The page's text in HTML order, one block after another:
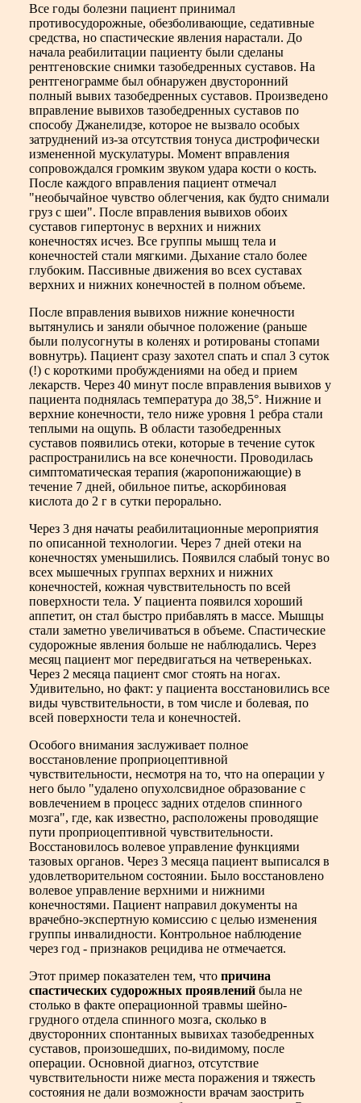
Все годы болезни пациент принимал
противосудорожные, обезболивающие, седативные
средства, но спастические явления нарастали. До
начала реабилитации пациенту были сделаны
рентгеновские снимки тазобедренных суставов. На
рентгенограмме был обнаружен двусторонний
полный вывих тазобедренных суставов. Произведено
вправление вывихов тазобедренных суставов по
способу Джанелидзе, которое не вызвало особых
затруднений из-за отсутствия тонуса дистрофически
измененной мускулатуры. Момент вправления
сопровождался громким звуком удара кости о кость.
После каждого вправления пациент отмечал
"необычайное чувство облегчения, как будто снимали
груз с шеи". После вправления вывихов обоих
суставов гипертонус в верхних и нижних
конечностях исчез. Все группы мышц тела и
конечностей стали мягкими. Дыхание стало более
глубоким. Пассивные движения во всех суставах
верхних и нижних конечностей в полном объеме.
После вправления вывихов нижние конечности
вытянулись и заняли обычное положение (раньше
были полусогнуты в коленях и ротированы стопами
вовнутрь). Пациент сразу захотел спать и спал 3 суток
(!) с короткими пробуждениями на обед и прием
лекарств. Через 40 минут после вправления вывихов у
пациента поднялась температура до 38,5°. Нижние и
верхние конечности, тело ниже уровня 1 ребра стали
теплыми на ощупь. В области тазобедренных
суставов появились отеки, которые в течение суток
распространились на все конечности. Проводилась
симптоматическая терапия (жаропонижающие) в
течение 7 дней, обильное питье, аскорбиновая
кислота до 2 г в сутки перорально.
Через 3 дня начаты реабилитационные мероприятия
по описанной технологии. Через 7 дней отеки на
конечностях уменьшились. Появился слабый тонус во
всех мышечных группах верхних и нижних
конечностей, кожная чувствительность по всей
поверхности тела. У пациента появился хороший
аппетит, он стал быстро прибавлять в массе. Мышцы
стали заметно увеличиваться в объеме. Спастические
судорожные явления больше не наблюдались. Через
месяц пациент мог передвигаться на четвереньках.
Через 2 месяца пациент смог стоять на ногах.
Удивительно, но факт: у пациента восстановились все
виды чувствительности, в том числе и болевая, по
всей поверхности тела и конечностей.
Особого внимания заслуживает полное
восстановление проприоцептивной
чувствительности, несмотря на то, что на операции у
него было "удалено опухолсвидное образование с
вовлечением в процесс задних отделов спинного
мозга", где, как известно, расположены проводящие
пути проприоцептивной чувствительности.
Восстановилось волевое управление функциями
тазовых органов. Через 3 месяца пациент выписался в
удовлетворительном состоянии. Было восстановлено
волевое управление верхними и нижними
конечностями. Пациент направил документы на
врачебно-экспертную комиссию с целью изменения
группы инвалидности. Контрольное наблюдение
через год - признаков рецидива не отмечается.
Этот пример показателен тем, что причина
спастических судорожных проявлений была не
столько в факте операционной травмы шейно-
грудного отдела спинного мозга, сколько в
двусторонних спонтанных вывихах тазобедренных
суставов, произошедших, по-видимому, после
операции. Основной диагноз, отсутствие
чувствительности ниже места поражения и тяжесть
состояния не дали возможности врачам заострить